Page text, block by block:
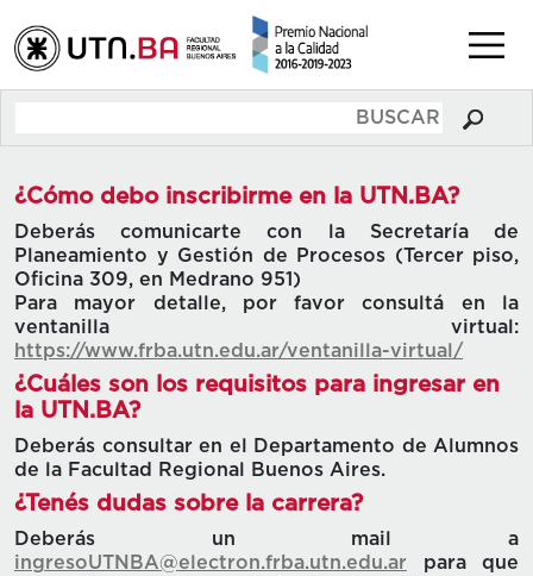
¿Cómo debo inscribirme en la UTN.BA?
Deberás comunicarte con la Secretaría de
Planeamiento y Gestión de Procesos (Tercer piso,
Oficina 309, en Medrano 951)
Para mayor detalle, por favor consultá en la
ventanilla virtual:
https://www.frba.utn.edu.ar/ventanilla-virtual/
¿Cuáles son los requisitos para ingresar en
la UTN.BA?
Deberás consultar en el Departamento de Alumnos
de la Facultad Regional Buenos Aires.
¿Tenés dudas sobre la carrera?
Deberás un mail a
ingresoUTNBA@electron.frba.utn.edu.ar para que